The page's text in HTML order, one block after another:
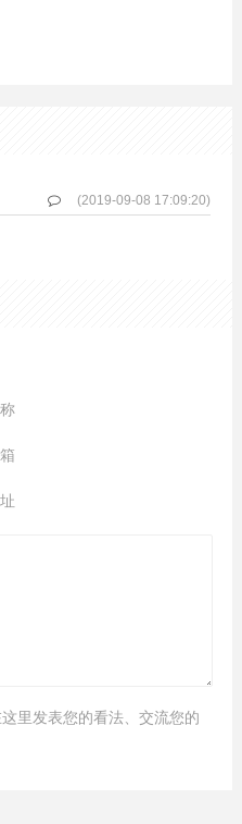
(2019-09-08 17:09:20)
里发表您的看法、交流您的